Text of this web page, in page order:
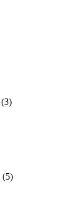
(3)
(5)